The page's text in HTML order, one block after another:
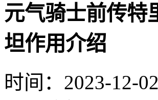
元气骑士前传特
坦作用介绍
时间：2023-12-